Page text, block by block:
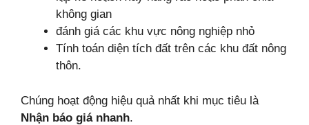
không gian
đánh giá các khu vực nông nghiệp nhỏ
Tính toán diện tích đất trên các khu đất nông
thôn.
Chúng hoạt động hiệu quả nhất khi mục tiêu là
Nhận báo giá nhanh.